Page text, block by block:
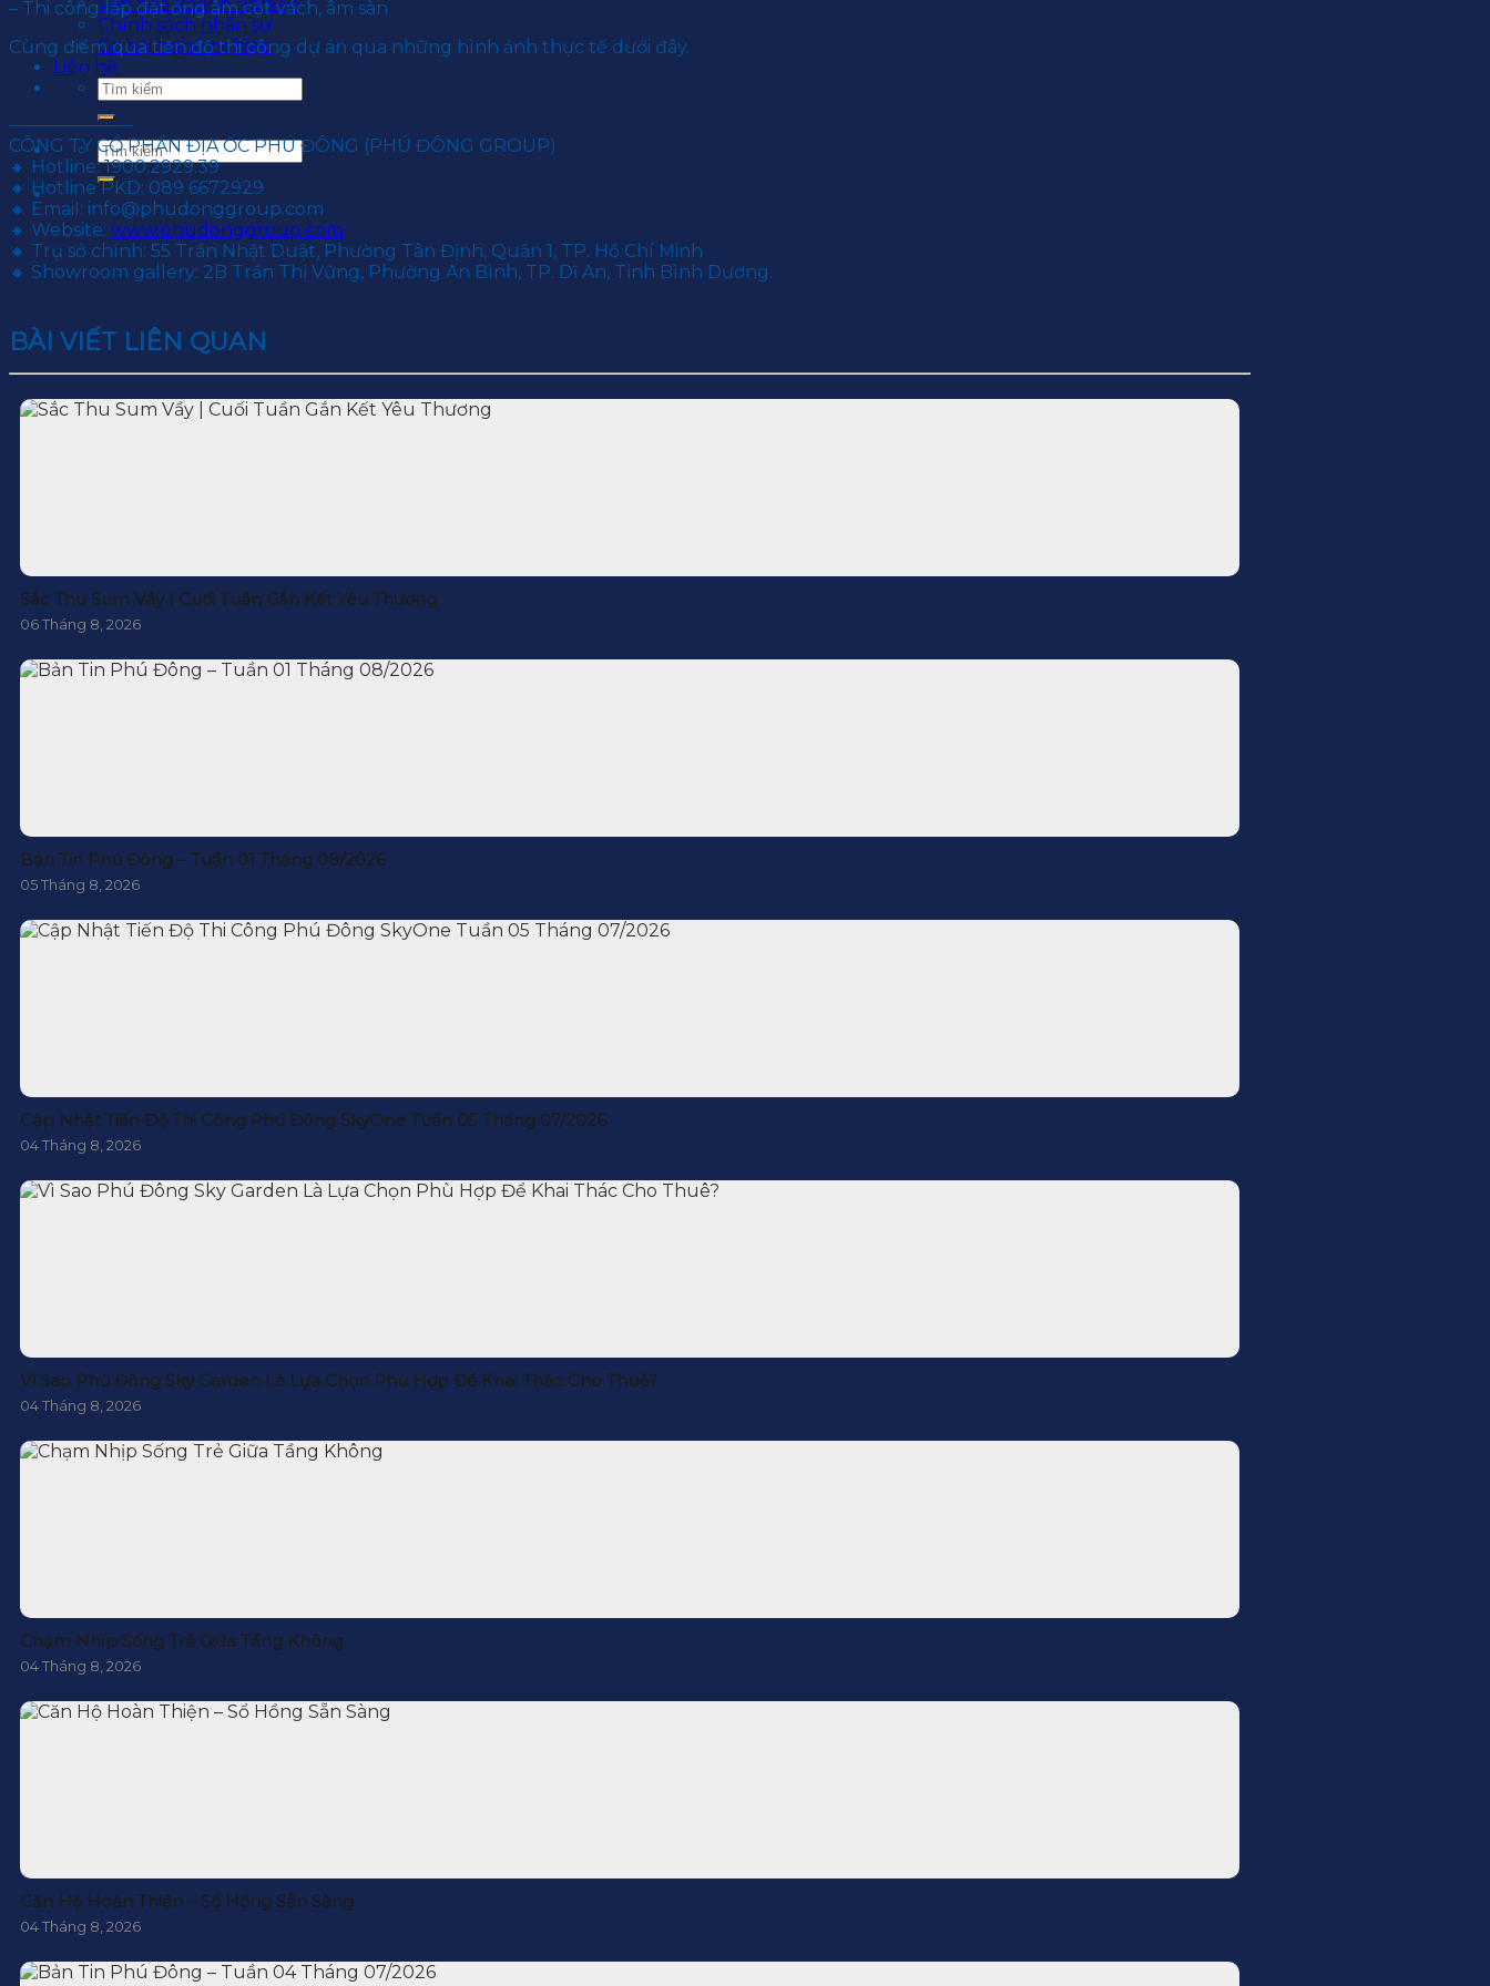
Chính sách nhân sự
Cơ hội nghề nghiệp
Liên hệ
– Thi công lắp đặt ống âm cột vách, âm sàn
Cùng điểm qua tiến độ thi công dự án qua những hình ảnh thực tế dưới đây.
———————
CÔNG TY CỔ PHẦN ĐỊA ỐC PHÚ ĐÔNG (PHÚ ĐÔNG GROUP)
🔸 Hotline: 1900.2929.39
🔸 Hotline PKD: 089 6672929
🔸 Email: info@phudonggroup.com
🔸 Website: www.phudonggroup.com
🔸 Trụ sở chính: 55 Trần Nhật Duật, Phường Tân Định, Quận 1, TP. Hồ Chí Minh
🔸 Showroom gallery: 2B Trần Thị Vững, Phường An Bình, TP. Dĩ An, Tỉnh Bình Dương.
BÀI VIẾT LIÊN QUAN
Sắc Thu Sum Vầy | Cuối Tuần Gắn Kết Yêu Thương
06 Tháng 8, 2026
Bản Tin Phú Đông – Tuần 01 Tháng 08/2026
05 Tháng 8, 2026
Cập Nhật Tiến Độ Thi Công Phú Đông SkyOne Tuần 05 Tháng 07/2026
04 Tháng 8, 2026
Vì Sao Phú Đông Sky Garden Là Lựa Chọn Phù Hợp Để Khai Thác Cho Thuê?
04 Tháng 8, 2026
Chạm Nhịp Sống Trẻ Giữa Tầng Không
04 Tháng 8, 2026
Căn Hộ Hoàn Thiện – Sổ Hồng Sẵn Sàng
04 Tháng 8, 2026